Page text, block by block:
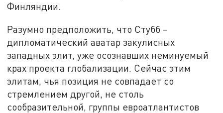
Финляндии.
Разумно предположить, что Стубб –
дипломатический аватар закулисных
западных элит, уже осознавших неминуемый
крах проекта глобализации. Сейчас этим
элитам, чья позиция не совпадает со
стремлением другой, не столь
сообразительной, группы евроатлантистов